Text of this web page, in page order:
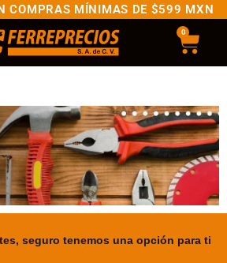
COMPRAS MÍNIMAS DE $599 MXN
0
seguro tenemos una opción para ti